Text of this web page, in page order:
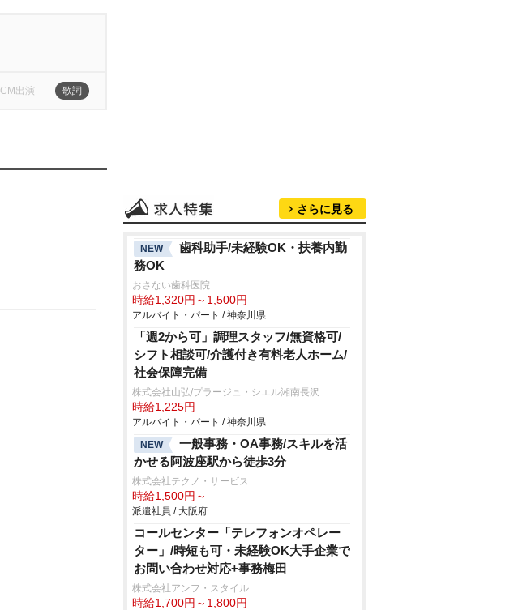
CM出演 歌詞
さらに見る
NEW
歯科助手/未経験OK・扶養内勤
務OK
おさない歯科医院
時給1,320円～1,500円
アルバイト・パート / 神奈川県
「週2から可」調理スタッフ/無資格可/
シフト相談可/介護付き有料老人ホーム/
社会保障完備
株式会社山弘/プラージュ・シエル湘南長沢
時給1,225円
アルバイト・パート / 神奈川県
NEW
一般事務・OA事務/スキルを活
かせる阿波座駅から徒歩3分
株式会社テクノ・サービス
時給1,500円～
派遣社員 / 大阪府
コールセンター「テレフォンオペレー
ター」/時短も可・未経験OK大手企業で
お問い合わせ対応+事務梅田
株式会社アンフ・スタイル
時給1,700円～1,800円